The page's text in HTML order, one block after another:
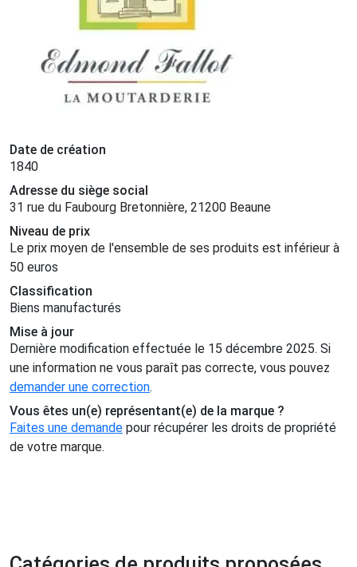
Date de création
1840
Adresse du siège social
31 rue du Faubourg Bretonnière, 21200 Beaune
Niveau de prix
Le prix moyen de l'ensemble de ses produits est inférieur à
50 euros
Classification
Biens manufacturés
Mise à jour
Dernière modification effectuée le 15 décembre 2025. Si
une information ne vous paraît pas correcte, vous pouvez
demander une correction.
Vous êtes un(e) représentant(e) de la marque ?
Faites une demande pour récupérer les droits de propriété
de votre marque.